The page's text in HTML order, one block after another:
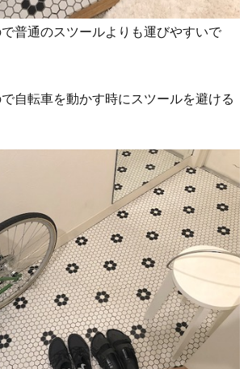
普通のスツールよりも運びやすいで
自転車を動かす時にスツールを避ける